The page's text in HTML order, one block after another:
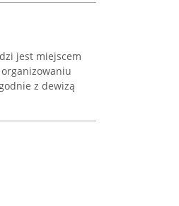
jest miejscem
z dewizą